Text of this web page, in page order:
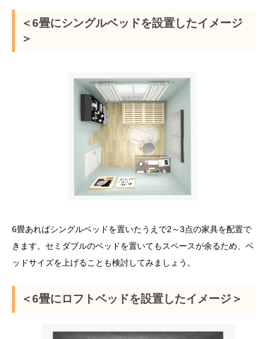
＜6畳にシングルベッドを設置したイメージ
＞
6畳あればシングルベッドを置いたうえで2～3点の家具を配置で
きます。セミダブルのベッドを置いてもスペースが余るため、ベ
ッドサイズを上げることも検討してみましょう。
＜6畳にロフトベッドを設置したイメージ＞